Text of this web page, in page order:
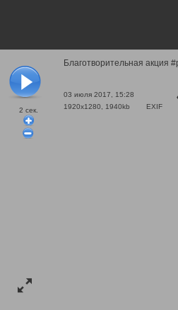
2 сек.
Благотворительная акция
03 июля 2017, 15:28
1920x1280, 1940kb
EXIF